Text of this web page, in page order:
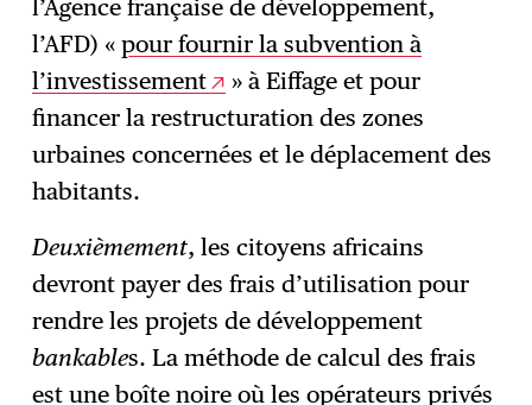
l’Agence française de développement,
l’AFD) «pour fournir la subvention à
l’investissement
» à Eiffage et pour
financer la restructuration des zones
urbaines concernées et le déplacement des
habitants.
Deuxièmement, les citoyens africains
devront payer des frais d’utilisation pour
rendre les projets de développement
bankables. La méthode de calcul des frais
est une boîte noire où les opérateurs privés